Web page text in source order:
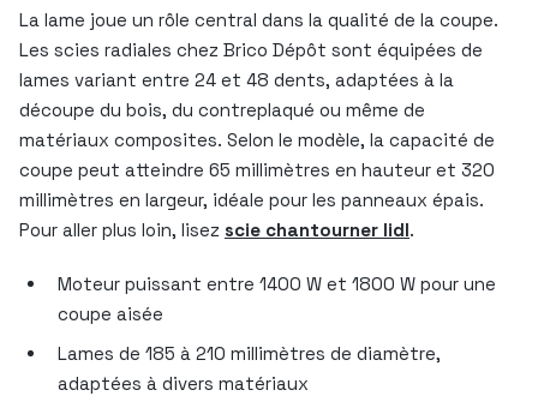
La lame joue un rôle central dans la qualité de la coupe.
Les scies radiales chez Brico Dépôt sont équipées de
lames variant entre 24 et 48 dents, adaptées à la
découpe du bois, du contreplaqué ou même de
matériaux composites. Selon le modèle, la capacité de
coupe peut atteindre 65 millimètres en hauteur et 320
millimètres en largeur, idéale pour les panneaux épais.
Pour aller plus loin, lisez scie chantourner lidl.
Moteur puissant entre 1400 W et 1800 W pour une
coupe aisée
Lames de 185 à 210 millimètres de diamètre,
adaptées à divers matériaux